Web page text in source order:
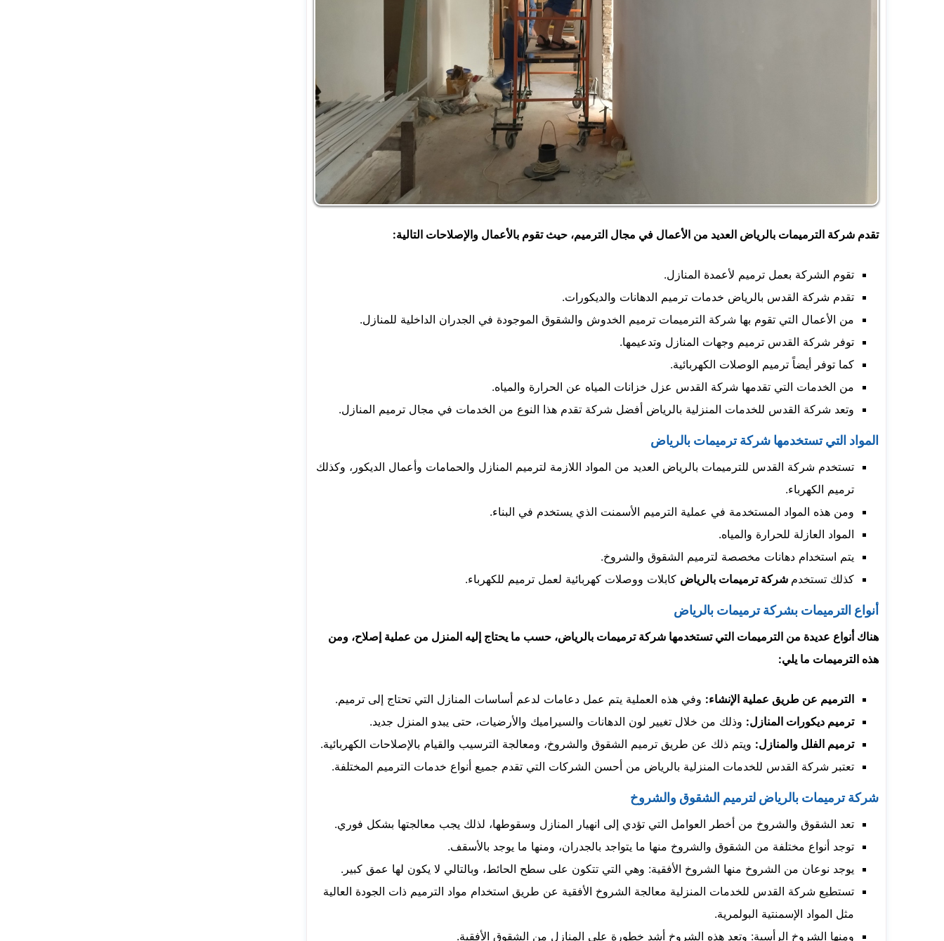
تقدم شركة الترميمات بالرياض العديد من الأعمال في مجال الترميم، حيث تقوم بالأعمال والإصلاحات التالية:
تقوم الشركة بعمل ترميم لأعمدة المنازل.
تقدم شركة القدس بالرياض خدمات ترميم الدهانات والديكورات.
من الأعمال التي تقوم بها شركة الترميمات ترميم الخدوش والشقوق الموجودة في الجدران الداخلية للمنازل.
توفر شركة القدس ترميم وجهات المنازل وتدعيمها.
كما توفر أيضاً ترميم الوصلات الكهربائية.
من الخدمات التي تقدمها شركة القدس عزل خزانات المياه عن الحرارة والمياه.
وتعد شركة القدس للخدمات المنزلية بالرياض أفضل شركة تقدم هذا النوع من الخدمات في مجال ترميم المنازل.
المواد التي تستخدمها شركة ترميمات بالرياض
تستخدم شركة القدس للترميمات بالرياض العديد من المواد اللازمة لترميم المنازل والحمامات وأعمال الديكور، وكذلك
ترميم الكهرباء.
ومن هذه المواد المستخدمة في عملية الترميم الأسمنت الذي يستخدم في البناء.
المواد العازلة للحرارة والمياه.
يتم استخدام دهانات مخصصة لترميم الشقوق والشروخ.
كذلك تستخدم شركة ترميمات بالرياض كابلات ووصلات كهربائية لعمل ترميم للكهرباء.
أنواع الترميمات بشركة ترميمات بالرياض
هناك أنواع عديدة من الترميمات التي تستخدمها شركة ترميمات بالرياض، حسب ما يحتاج إليه المنزل من عملية إصلاح، ومن
هذه الترميمات ما يلي:
الترميم عن طريق عملية الإنشاء: وفي هذه العملية يتم عمل دعامات لدعم أساسات المنازل التي تحتاج إلى ترميم.
ترميم ديكورات المنازل: وذلك من خلال تغيير لون الدهانات والسيراميك والأرضيات، حتى يبدو المنزل جديد.
ترميم الفلل والمنازل: ويتم ذلك عن طريق ترميم الشقوق والشروخ، ومعالجة الترسيب والقيام بالإصلاحات الكهربائية.
تعتبر شركة القدس للخدمات المنزلية بالرياض من أحسن الشركات التي تقدم جميع أنواع خدمات الترميم المختلفة.
شركة ترميمات بالرياض لترميم الشقوق والشروخ
تعد الشقوق والشروخ من أخطر العوامل التي تؤدي إلى انهيار المنازل وسقوطها، لذلك يجب معالجتها بشكل فوري.
توجد أنواع مختلفة من الشقوق والشروخ منها ما يتواجد بالجدران، ومنها ما يوجد بالأسقف.
يوجد نوعان من الشروخ منها الشروخ الأفقية: وهي التي تتكون على سطح الحائط، وبالتالي لا يكون لها عمق كبير.
تستطيع شركة القدس للخدمات المنزلية معالجة الشروخ الأفقية عن طريق استخدام مواد الترميم ذات الجودة العالية
مثل المواد الإسمنتية البولمرية.
ومنها الشروخ الرأسية: وتعد هذه الشروخ أشد خطورة على المنازل من الشقوق الأفقية.